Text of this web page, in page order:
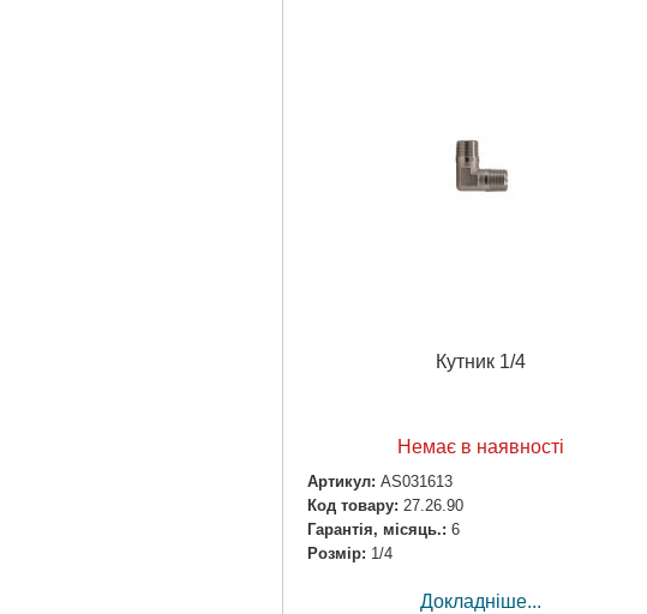
Кутник 1/4
Немає в наявності
Артикул: AS031613
Код товару: 27.26.90
Гарантія, місяць.: 6
Розмір: 1/4
Докладніше...